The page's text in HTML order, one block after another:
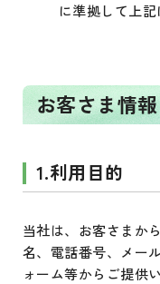
に準拠して上記
お客さま情
1.利用目的
当社は、お客さまか
名、電話番号、メー
ォーム等からご提供